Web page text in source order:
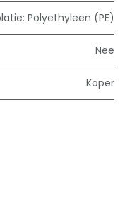
Polyethyleen (PE)
Nee
Koper